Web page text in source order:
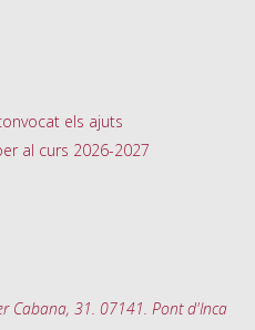
els ajuts
al curs 2026-2027
Cabana, 31. 07141. Pont d'Inca